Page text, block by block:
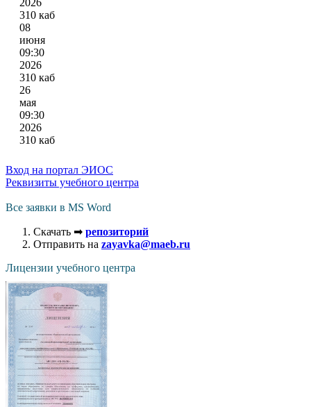
310 каб
08
июня
09:30
2026
310 каб
26
мая
09:30
2026
310 каб
Вход на портал ЭИОС
Реквизиты учебного центра
Все заявки в MS Word
Скачать ➡ репозиторий
Отправить на zayavka@maeb.ru
Лицензии учебного центра